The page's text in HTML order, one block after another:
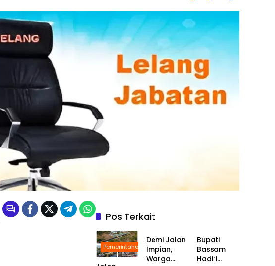
Pos Terkait
Pemerintahan
Pemerintahan
Demi Jalan
Impian,
Warga
Bupati
Bassam
Hadiri